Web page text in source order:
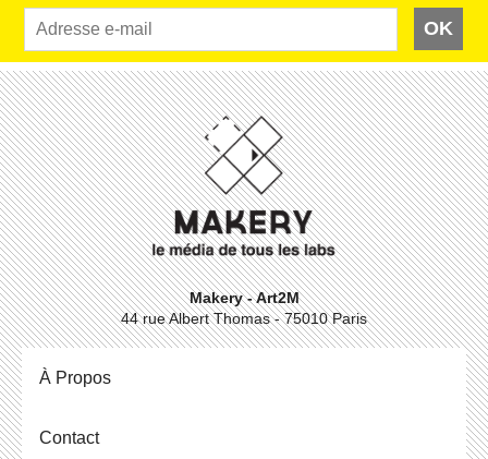
OK
Makery - Art2M
44 rue Albert Thomas - 75010 Paris
À Propos
Contact